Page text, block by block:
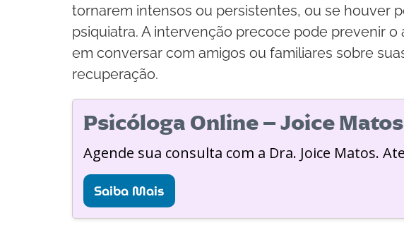
tornarem intensos ou persistentes, ou se houver
psiquiatra. A intervenção precoce pode prevenir
em conversar com amigos ou familiares sobre
recuperação.
Psicóloga Online – Joice
Agende sua consulta com a Dra. Joice Matos.
Saiba Mais